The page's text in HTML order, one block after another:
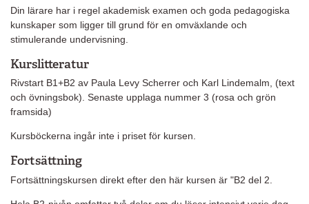
Din lärare har i regel akademisk examen och goda pedagogiska
kunskaper som ligger till grund för en omväxlande och
stimulerande undervisning.
Kurslitteratur
Rivstart B1+B2 av Paula Levy Scherrer och Karl Lindemalm, (text
och övningsbok). Senaste upplaga nummer 3 (rosa och grön
framsida)
Kursböckerna ingår inte i priset för kursen.
Fortsättning
Fortsättningskursen direkt efter den här kursen är "B2 del 2.